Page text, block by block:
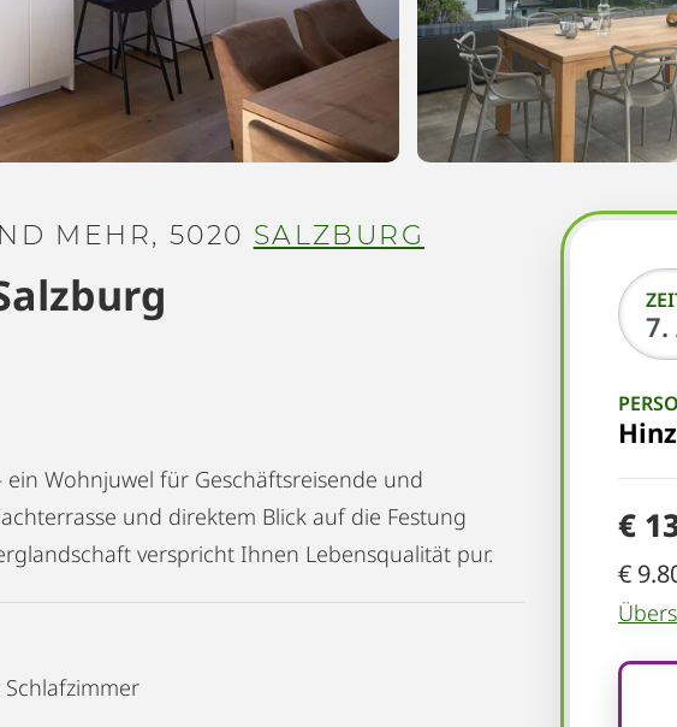
€
€
MEHR, 5020 SALZBURG
Wohnjuwel für Geschäftsreisende und
und direktem Blick auf die Festung
verspricht Ihnen Lebensqualität pur.